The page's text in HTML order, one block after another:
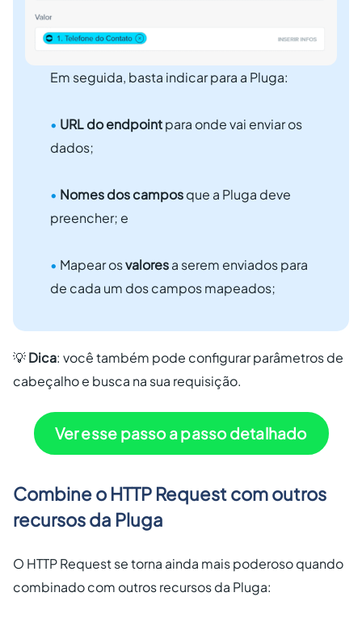
Em seguida, basta indicar para a Pluga:
• URL do endpointpara onde vai enviar os
dados;
• Nomes dos camposque a Pluga deve
preencher; e
• Mapear osvaloresa serem enviados para
de cada um dos campos mapeados;
💡Dica: você também pode configurar parâmetros de
cabeçalho e busca na sua requisição.
Ver esse passo a passo detalhado
Combine o HTTP Request com outros
recursos da Pluga
O HTTP Request se torna ainda mais poderoso quando
combinado com outros recursos da Pluga: